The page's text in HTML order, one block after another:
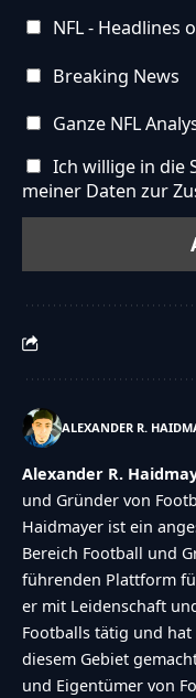
NFL - Headlines
Breaking News
Ganze NFL
Ich willige in die
meiner Daten zur
ALEXANDER R.
Alexander R.
und Gründer von
Haidmayer ist ein
Bereich Football und
führenden Plattform
er mit Leidenschaft
Footballs tätig und
diesem Gebiet
und Eigentümer von